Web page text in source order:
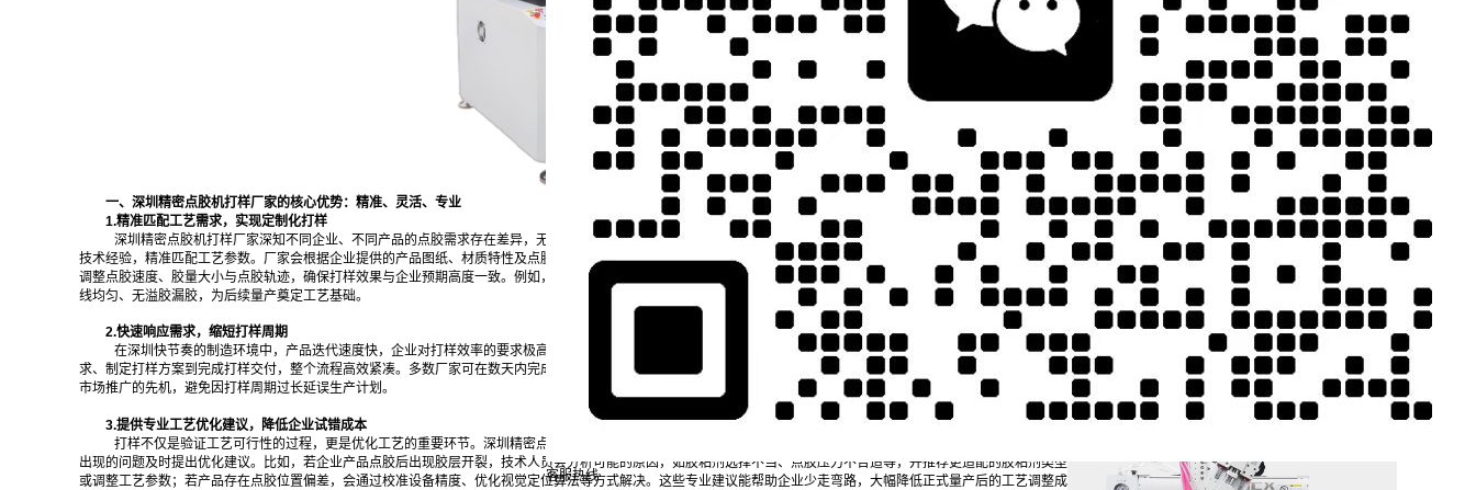
一、深圳精密点胶机打样厂家的核心优势：精准、灵活、专业
1.精准匹配工艺需求，实现定制化打样
深圳精密点胶机打样厂家深知不同企业、不同产品的点胶需求存在差异，无论是微小元件的精细点胶，还是复杂异形工件的多角度点胶，都能凭借丰富的设备资源与
技术经验，精准匹配工艺参数。厂家会根据企业提供的产品图纸、材质特性及点胶要求，选择适配的精密点胶设备，如CCD视觉点胶机、全景视觉点胶机或多轴点胶机，
调整点胶速度、胶量大小与点胶轨迹，确保打样效果与企业预期高度一致。例如，针对摄像头模组这类对精度要求极高的产品，厂家可通过视觉定位系统辅助点胶，保证胶
线均匀、无溢胶漏胶，为后续量产奠定工艺基础。
2.快速响应需求，缩短打样周期
在深圳快节奏的制造环境中，产品迭代速度快，企业对打样效率的要求极高。深圳精密点胶机打样厂家依托本地化服务优势，能快速响应企业需求，从接收打样需
求、制定打样方案到完成打样交付，整个流程高效紧凑。多数厂家可在数天内完成打样工作，部分紧急需求下甚至能实现“当天对接、次日出样”，帮助企业抢占产品研发与
市场推广的先机，避免因打样周期过长延误生产计划。
3.提供专业工艺优化建议，降低企业试错成本
打样不仅是验证工艺可行性的过程，更是优化工艺的重要环节。深圳精密点胶机打样厂家的技术团队具备丰富的行业经验，在打样过程中会密切关注点胶效果，针对
出现的问题及时提出优化建议。比如，若企业产品点胶后出现胶层开裂，技术人员会分析可能的原因，如胶粘剂选择不当、点胶压力不合适等，并推荐更适配的胶粘剂类型
或调整工艺参数；若产品存在点胶位置偏差，会通过校准设备精度、优化视觉定位算法等方式解决。这些专业建议能帮助企业少走弯路，大幅降低正式量产后的工艺调整成
客服热线